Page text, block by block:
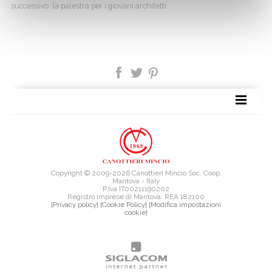
successivo: la palestra per i giovani architetti
Copyright © 2009-2026 Canottieri Mincio Soc. Coop.
Mantova - Italy
P.Iva IT00211190202
Registro Imprese di Mantova: REA 182100
[Privacy policy] [Cookie Policy] [Modifica impostazioni
cookie]